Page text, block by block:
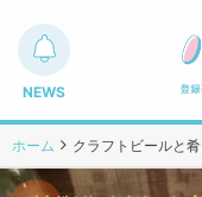
NEWS
ホーム クラフトビールと肴